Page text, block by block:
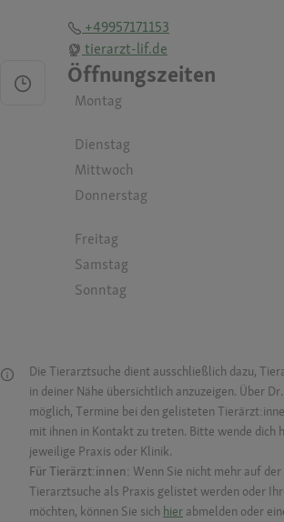
+49957171153
tierarzt-lif.de
Öffnungszeiten
Montag
Dienstag
Mittwoch
Donnerstag
Freitag
Samstag
Sonntag
Die Tierarztsuche dient ausschließlich dazu,
in deiner Nähe übersichtlich anzuzeigen. Über
möglich, Termine bei den gelisteten
mit ihnen in Kontakt zu treten. Bitte wende dich
jeweilige Praxis oder Klinik.
Für Tierärzt:innen: Wenn Sie nicht mehr auf
Tierarztsuche als Praxis gelistet werden oder
möchten, können Sie sich hier abmelden oder